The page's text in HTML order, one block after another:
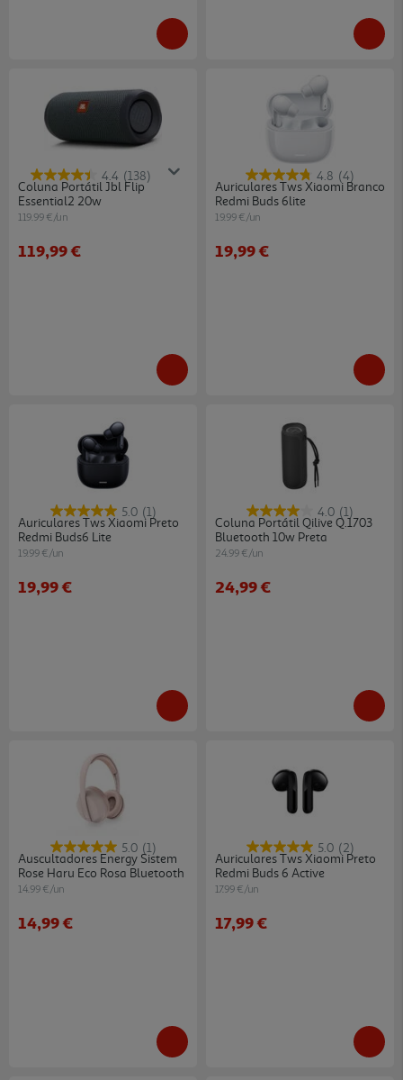
4.4 (138)
Coluna Portátil Jbl Flip
Essential2 20w
119.99 €/un
119,99 €
4.8 (4)
Auriculares Tws Xiaomi Branco
Redmi Buds 6lite
19.99 €/un
19,99 €
5.0 (1)
Auriculares Tws Xiaomi Preto
Redmi Buds6 Lite
19.99 €/un
19,99 €
4.0 (1)
Coluna Portátil Qilive Q.1703
Bluetooth 10w Preta
24.99 €/un
24,99 €
5.0 (1)
Auscultadores Energy Sistem
Rose Haru Eco Rosa Bluetooth
14.99 €/un
14,99 €
5.0 (2)
Auriculares Tws Xiaomi Preto
Redmi Buds 6 Active
17.99 €/un
17,99 €